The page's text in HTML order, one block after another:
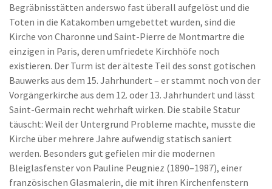
Begräbnisstätten anderswo fast überall aufgelöst und die
Toten in die Katakomben umgebettet wurden, sind die
Kirche von Charonne und Saint-Pierre de Montmartre die
einzigen in Paris, deren umfriedete Kirchhöfe noch
existieren. Der Turm ist der älteste Teil des sonst gotischen
Bauwerks aus dem 15. Jahrhundert – er stammt noch von der
Vorgängerkirche aus dem 12. oder 13. Jahrhundert und lässt
Saint-Germain recht wehrhaft wirken. Die stabile Statur
täuscht: Weil der Untergrund Probleme machte, musste die
Kirche über mehrere Jahre aufwendig statisch saniert
werden. Besonders gut gefielen mir die modernen
Bleiglasfenster von Pauline Peugniez (1890–1987), einer
französischen Glasmalerin, die mit ihren Kirchenfenstern